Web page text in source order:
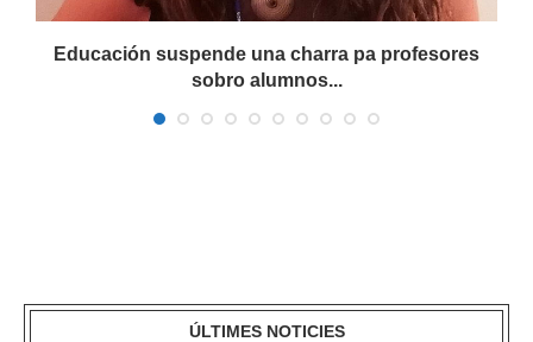
Educación suspende una charra pa profesores
sobro alumnos...
ÚLTIMES NOTICIES